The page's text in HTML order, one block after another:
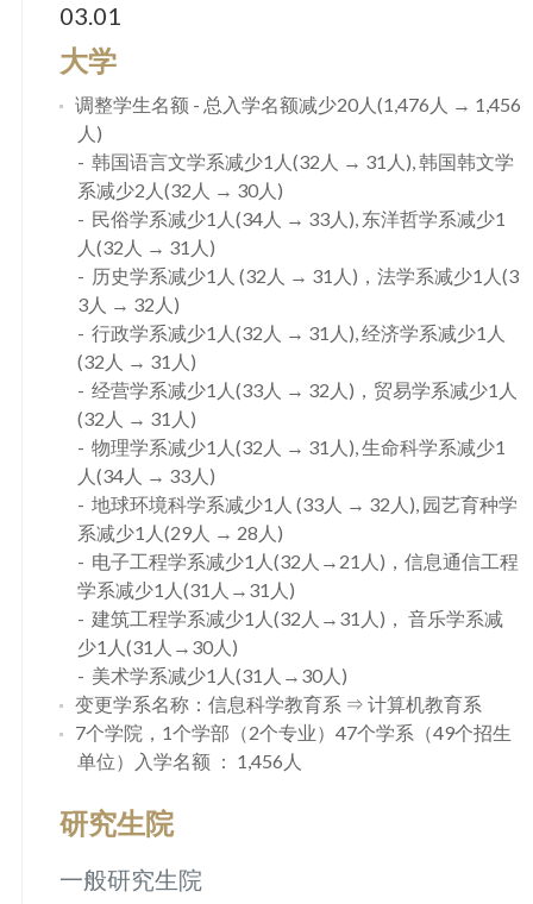
03.01
大学
调整学生名额 - 总入学名额减少20人(1,476人 → 1,456
人)
韩国语言文学系减少1人(32人 → 31人), 韩国韩文学
系减少2人(32人 → 30人)
民俗学系减少1人(34人 → 33人), 东洋哲学系减少1
人(32人 → 31人)
历史学系减少1人 (32人 → 31人)，法学系减少1人(3
3人 → 32人)
行政学系减少1人(32人 → 31人), 经济学系减少1人
(32人 → 31人)
经营学系减少1人(33人 → 32人)，贸易学系减少1人
(32人 → 31人)
物理学系减少1人(32人 → 31人), 生命科学系减少1
人(34人 → 33人)
地球环境科学系减少1人 (33人 → 32人), 园艺育种学
系减少1人(29人 → 28人)
电子工程学系减少1人(32人→21人)，信息通信工程
学系减少1人(31人→31人)
建筑工程学系减少1人(32人→31人)， 音乐学系减
少1人(31人→30人)
美术学系减少1人(31人→30人)
变更学系名称：信息科学教育系 ⇒ 计算机教育系
7个学院，1个学部（2个专业）47个学系（49个招生
单位）入学名额 ： 1,456人
研究生院
一般研究生院